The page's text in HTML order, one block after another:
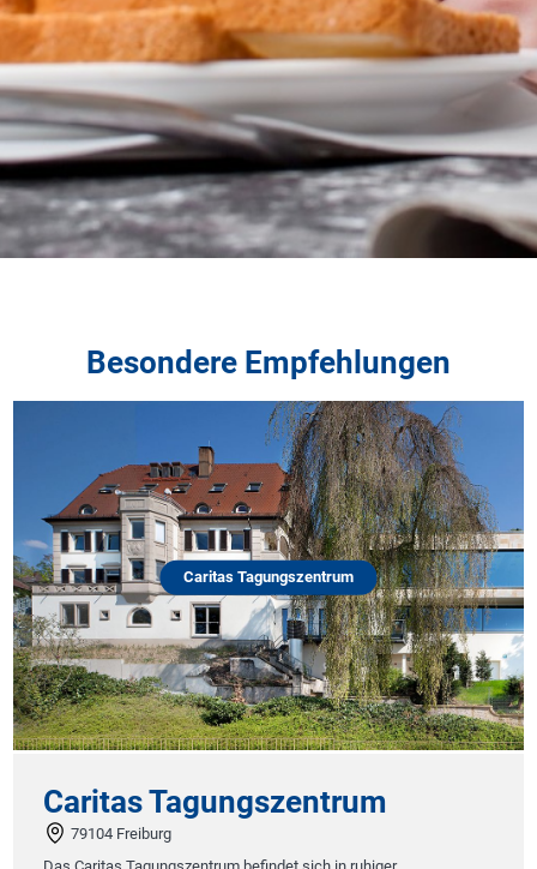
Besondere Empfehlungen
Caritas Tagungszentrum
Caritas Tagungszentrum
79104 Freiburg